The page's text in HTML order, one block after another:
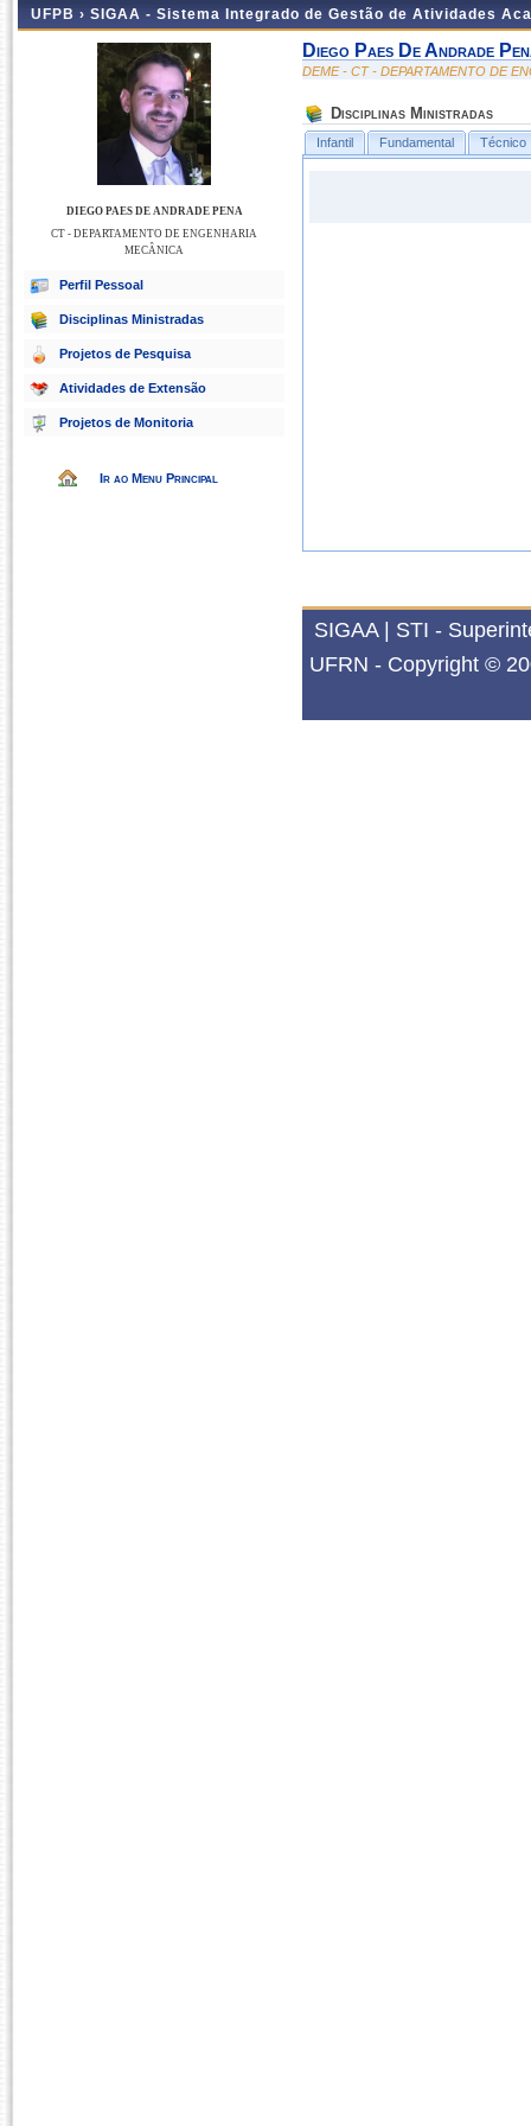
UFPB › SIGAA - Sistema Integrado de Gestão de Atividades
DIEGO PAES DE ANDRADE PENA
CT - DEPARTAMENTO DE ENGENHARIA
MECÂNICA
Perfil Pessoal
Disciplinas Ministradas
Projetos de Pesquisa
Atividades de Extensão
Projetos de Monitoria
Ir ao Menu Principal
Diego Paes De Andrade
DEME - CT - DEPARTAMENTO DE
Disciplinas Ministradas
Infantil Fundamental Técnico
SIGAA | STI -
UFRN - Copyright ©